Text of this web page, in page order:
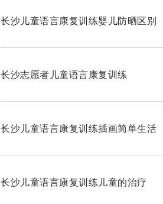
长沙儿童语言康复训练婴儿防晒区别
长沙志愿者儿童语言康复训练
长沙儿童语言康复训练插画简单生活
长沙儿童语言康复训练儿童的治疗